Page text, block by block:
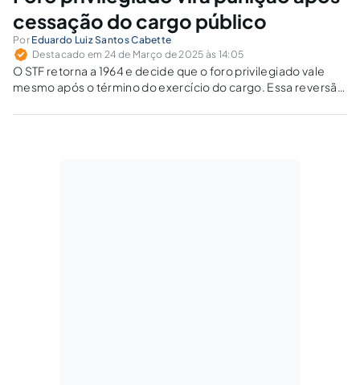
cessação do cargo público
Por Eduardo Luiz Santos Cabette
Destacado em 24 de Março de 2025 às 14:05
O STF retorna a 1964 e decide que o foro privilegiado vale
mesmo após o término do exercício do cargo. Essa reversão